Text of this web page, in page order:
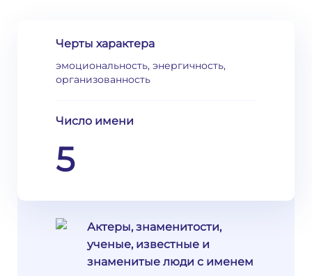
Черты характера
эмоциональность, энергичность,
организованность
Число имени
5
Актеры, знаменитости,
ученые, известные и
знаменитые люди с именем